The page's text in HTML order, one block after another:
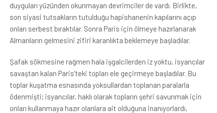
duyguları yüzünden okunmayan devrimciler de vardı. Birlikte,
son siyasi tutsakların tutulduğu hapishanenin kapılarını açıp
onları serbest bıraktılar. Sonra Paris için ölmeye hazırlanarak
Almanların gelmesini zifiri karanlıkta beklemeye başladılar.
Şafak sökmesine rağmen hala işgalcilerden iz yoktu, isyancılar
savaştan kalan Paris’teki topları ele geçirmeye başladılar. Bu
toplar kuşatma esnasında yoksullardan toplanan paralarla
ödenmişti; isyancılar, haklı olarak topların şehri savunmak için
onları kullanmaya hazır olanlara ait olduğuna inanıyorlardı,